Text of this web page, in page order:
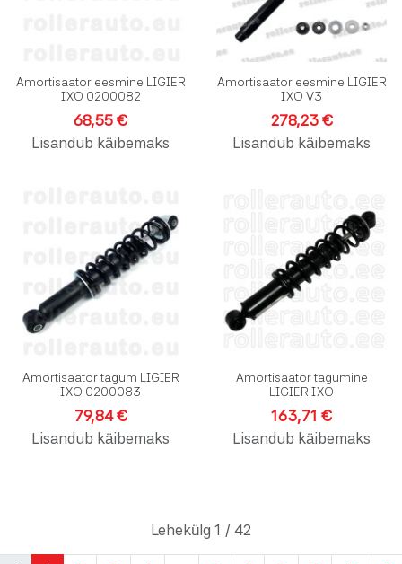
Amortisaator eesmine LIGIER
IXO 0200082
68,55 €
Lisandub käibemaks
Amortisaator eesmine LIGIER
IXO V3
278,23 €
Lisandub käibemaks
Amortisaator tagum LIGIER
IXO 0200083
79,84 €
Lisandub käibemaks
Amortisaator tagumine
LIGIER IXO
163,71 €
Lisandub käibemaks
Lehekülg 1 / 42